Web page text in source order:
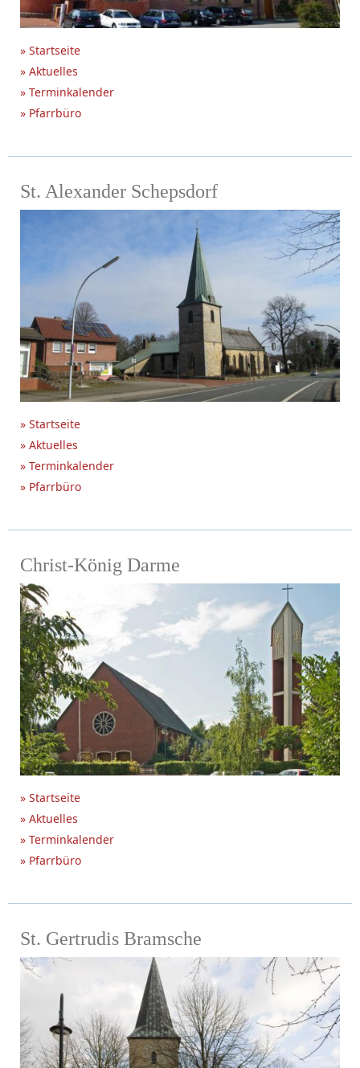
» Startseite
» Aktuelles
» Terminkalender
» Pfarrbüro
St. Alexander Schepsdorf
» Startseite
» Aktuelles
» Terminkalender
» Pfarrbüro
Christ-König Darme
» Startseite
» Aktuelles
» Terminkalender
» Pfarrbüro
St. Gertrudis Bramsche